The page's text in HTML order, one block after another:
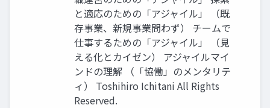
と適応のための「アジャイル」 （既
存事業、新規事業問わず） チームで
仕事するための「アジャイル」 （⾒
える化とカイゼン） アジャイルマイ
ンドの理解 （「協働」のメンタリテ
ィ） Toshihiro Ichitani All Rights
Reserved.